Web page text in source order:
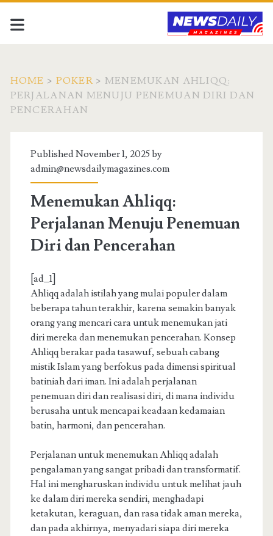
HOME > POKER> MENEMUKAN AHLIQQ:
PERJALANAN MENUJU PENEMUAN DIRI DAN
PENCERAHAN
Published November 1, 2025 by
admin@newsdailymagazines.com
Menemukan Ahliqq:
Perjalanan Menuju Penemuan
Diri dan Pencerahan
[ad_1]
Ahliqq adalah istilah yang mulai populer dalam
beberapa tahun terakhir, karena semakin banyak
orang yang mencari cara untuk menemukan jati
diri mereka dan menemukan pencerahan. Konsep
Ahliqq berakar pada tasawuf, sebuah cabang
mistik Islam yang berfokus pada dimensi spiritual
batiniah dari iman. Ini adalah perjalanan
penemuan diri dan realisasi diri, di mana individu
berusaha untuk mencapai keadaan kedamaian
batin, harmoni, dan pencerahan.
Perjalanan untuk menemukan Ahliqq adalah
pengalaman yang sangat pribadi dan transformatif.
Hal ini mengharuskan individu untuk melihat jauh
ke dalam diri mereka sendiri, menghadapi
ketakutan, keraguan, dan rasa tidak aman mereka,
dan pada akhirnya, menyadari siapa diri mereka